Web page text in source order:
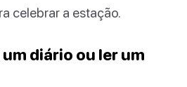
celebrar a estação.
diário ou ler um